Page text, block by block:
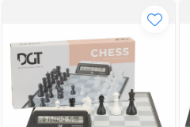
Sah Magnetic India
Set Sah + Table/backgammon
Seturi Sah
Ceasuri De Sah Digitale